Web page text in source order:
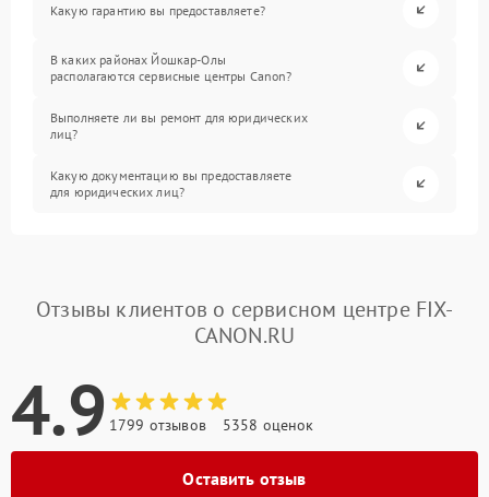
Какую гарантию вы предоставляете?
В каких районах Йошкар-Олы
располагаются сервисные центры Canon?
Выполняете ли вы ремонт для юридических
лиц?
Какую документацию вы предоставляете
для юридических лиц?
Отзывы клиентов о сервисном центре FIX-
CANON.RU
4.9 1799 отзывов 5358 оценок
Оставить отзыв